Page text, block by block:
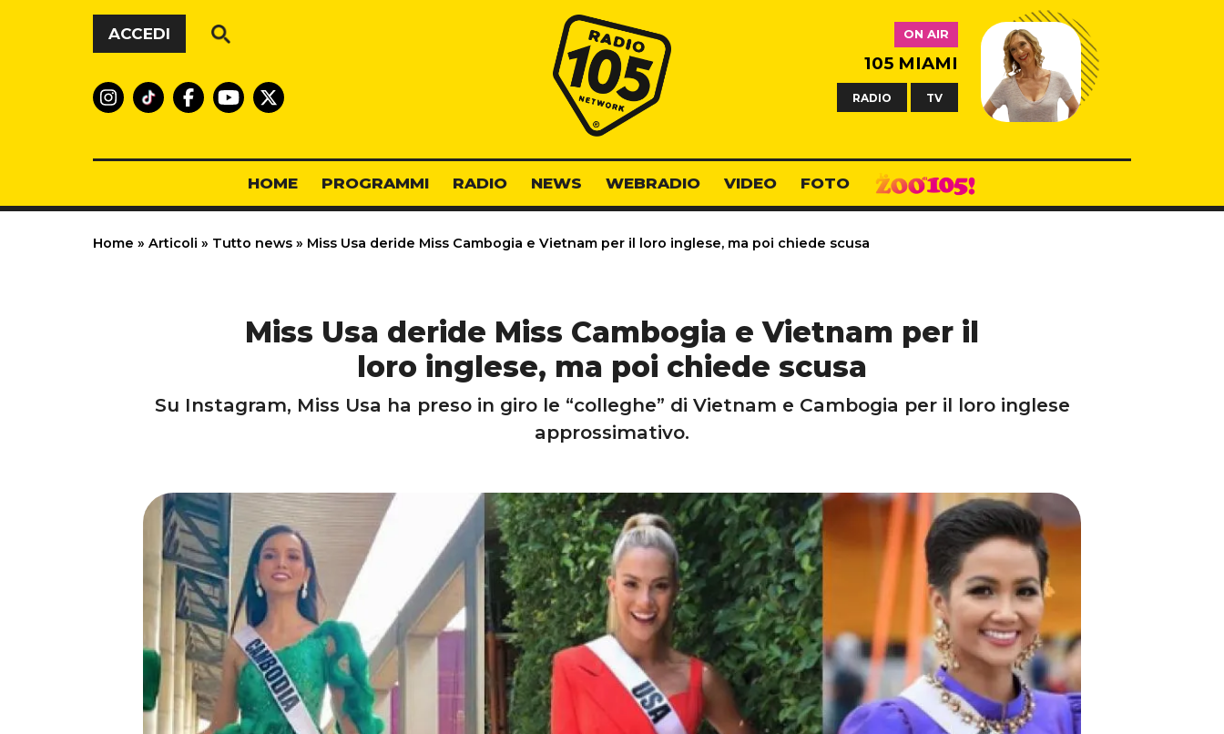
Vai al contenuto
ACCEDI
Radio 105
ON AIR
105 MIAMI
RADIO TV
HOME PROGRAMMI RADIO NEWS WEBRADIO VIDEO FOTO
Home » Articoli » Tutto news » Miss Usa deride Miss Cambogia e Vietnam per il loro inglese, ma poi chiede scusa
Miss Usa deride Miss Cambogia e Vietnam per il
loro inglese, ma poi chiede scusa
Su Instagram, Miss Usa ha preso in giro le “colleghe” di Vietnam e Cambogia per il loro inglese
approssimativo.